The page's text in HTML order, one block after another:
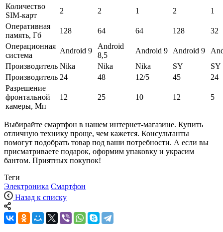
Количество
SIM-карт
2 2 1 2
1
Оперативная
память, Гб
128 64 64 128
32
Операционная
система
Android 9
Android
8,5
Android 9 Android 9
Производитель Nika Nika Nika SY
SY
Производитель 24 48 12/5 45
24
Разрешение
фронтальной
камеры, Мп
12 25 10 12 5
Выбирайте смартфон в нашем интернет-магазине. Купить
отличную технику проще, чем кажется. Консультанты
помогут подобрать товар под ваши потребности. А если вы
присматриваете подарок, оформим упаковку и украсим
бантом. Приятных покупок!
Теги
Электроника Смартфон
Назад к списку